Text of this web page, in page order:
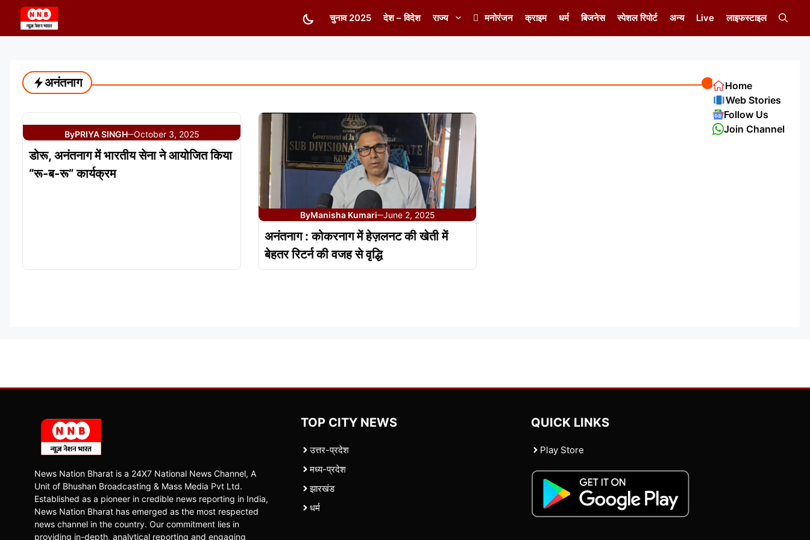
content
चुनाव 2025 देश – विदेश राज्य मनोरंजन क्राइम धर्म बिजनेस स्पेशल रिपोर्ट अन्य Live लाइफस्टाइल
अनंतनाग
ByPRIYA SINGH—October 3, 2025
डोरू, अनंतनाग में भारतीय सेना ने आयोजित किया
“रू-ब-रू” कार्यक्रम
ByManisha Kumari—June 2, 2025
अनंतनाग : कोकरनाग में हेज़लनट की खेती में
बेहतर रिटर्न की वजह से वृद्धि
Home
Web Stories
Follow Us
Join Channel
News Nation Bharat is a 24X7 National News Channel, A
Unit of Bhushan Broadcasting & Mass Media Pvt Ltd.
Established as a pioneer in credible news reporting in India,
News Nation Bharat has emerged as the most respected
news channel in the country. Our commitment lies in
providing in-depth, analytical reporting and engaging
TOP CITY NEWS
उत्तर-प्रदेश
मध्य-प्रदेश
झारखंड
धर्म
QUICK LINKS
Play Store